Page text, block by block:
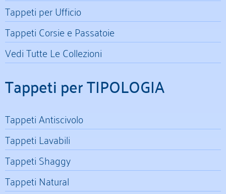
Tappeti per Ufficio
Tappeti Corsie e Passatoie
Vedi Tutte Le Collezioni
Tappeti per TIPOLOGIA
Tappeti Antiscivolo
Tappeti Lavabili
Tappeti Shaggy
Tappeti Natural